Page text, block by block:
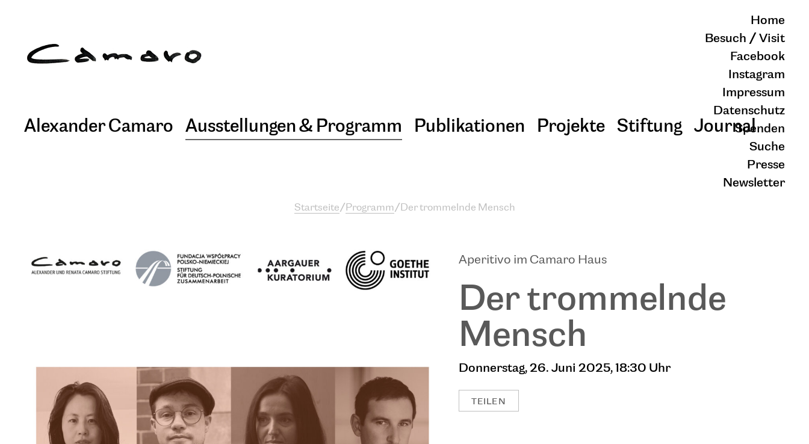
Alexander Camaro Ausstellungen & Programm Publikationen Projekte Stiftung Journal
Rückschau
Home
Besuch / Visit
Facebook
Instagram
Impressum
Datenschutz
Spenden
Suche
Presse
Newsletter
Startseite/ Programm/ Der trommelnde Mensch
Aperitivo im Camaro Haus
Der trommelnde
Mensch
Donnerstag, 26. Juni 2025, 18:30 Uhr
TEILEN